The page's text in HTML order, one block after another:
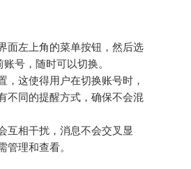
面左上角的菜单按钮，然后选
号，随时可以切换。
，这使得用户在切换账号时，
不同的提醒方式，确保不会混
互相干扰，消息不会交叉显
理和查看。